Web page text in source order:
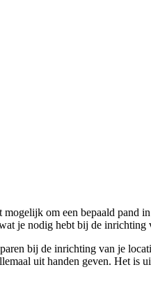
om een bepaald pand
je nodig hebt bij de inrichting
bij de inrichting van je
uit handen geven. Het is